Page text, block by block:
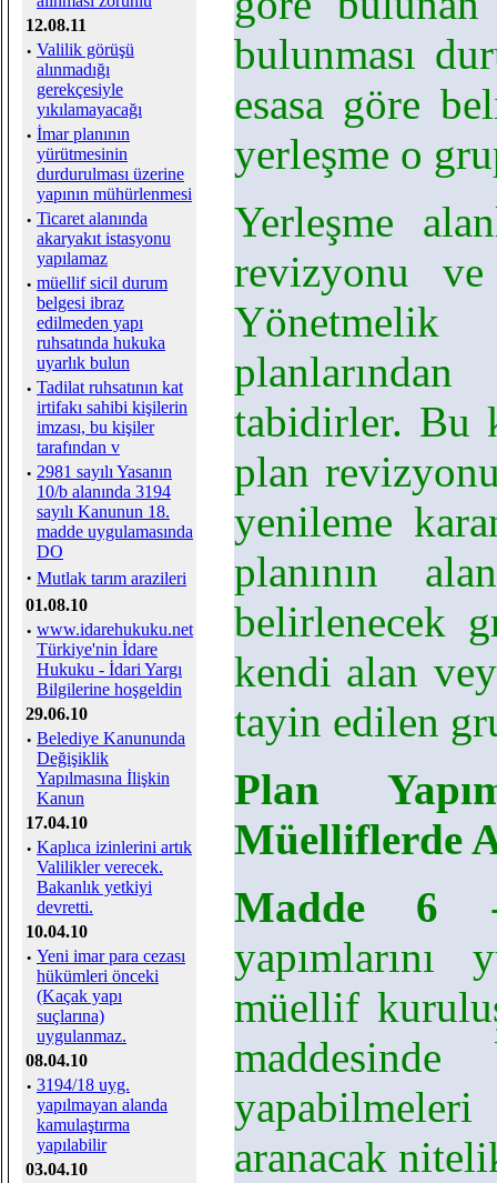
12.08.11
· Valilik görüşü
alınmadığı
gerekçesiyle
yıkılamayacağı
· İmar planının
yürütmesinin
durdurulması üzerine
yapının mühürlenmesi
· Ticaret alanında
akaryakıt istasyonu
yapılamaz
· müellif sicil durum
belgesi ibraz
edilmeden yapı
ruhsatında hukuka
uyarlık bulun
· Tadilat ruhsatının kat
irtifakı sahibi kişilerin
imzası, bu kişiler
tarafından v
· 2981 sayılı Yasanın
10/b alanında 3194
sayılı Kanunun 18.
madde uygulamasında
DO
· Mutlak tarım arazileri
01.08.10
· www.idarehukuku.net
Türkiye'nin İdare
Hukuku - İdari Yargı
Bilgilerine hoşgeldin
29.06.10
· Belediye Kanununda
Değişiklik
Yapılmasına İlişkin
Kanun
17.04.10
· Kaplıca izinlerini artık
Valilikler verecek.
Bakanlık yetkiyi
devretti.
10.04.10
· Yeni imar para cezası
hükümleri önceki
(Kaçak yapı
suçlarına)
uygulanmaz.
08.04.10
· 3194/18 uyg.
yapılmayan alanda
kamulaştırma
yapılabilir
03.04.10
bulunması
esasa göre
yerleşme o
Yerleşme
revizyonu
tabidirler. Bu
plan
yenileme
planının
belirlenecek
kendi alan
tayin edilen
Plan
Müelliflerde
Madde 6 -
yapımlarını
müellif
aranacak